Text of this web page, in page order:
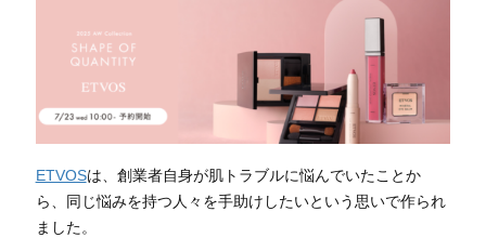
ETVOSは、創業者自身が肌トラブルに悩んでいたことか
ら、同じ悩みを持つ人々を手助けしたいという思いで作られ
ました。